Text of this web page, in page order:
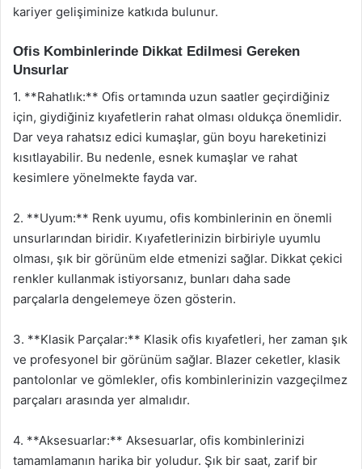
kariyer gelişiminize katkıda bulunur.
Ofis Kombinlerinde Dikkat Edilmesi Gereken
Unsurlar
1. **Rahatlık:** Ofis ortamında uzun saatler geçirdiğiniz
için, giydiğiniz kıyafetlerin rahat olması oldukça önemlidir.
Dar veya rahatsız edici kumaşlar, gün boyu hareketinizi
kısıtlayabilir. Bu nedenle, esnek kumaşlar ve rahat
kesimlere yönelmekte fayda var.
2. **Uyum:** Renk uyumu, ofis kombinlerinin en önemli
unsurlarından biridir. Kıyafetlerinizin birbiriyle uyumlu
olması, şık bir görünüm elde etmenizi sağlar. Dikkat çekici
renkler kullanmak istiyorsanız, bunları daha sade
parçalarla dengelemeye özen gösterin.
3. **Klasik Parçalar:** Klasik ofis kıyafetleri, her zaman şık
ve profesyonel bir görünüm sağlar. Blazer ceketler, klasik
pantolonlar ve gömlekler, ofis kombinlerinizin vazgeçilmez
parçaları arasında yer almalıdır.
4. **Aksesuarlar:** Aksesuarlar, ofis kombinlerinizi
tamamlamanın harika bir yoludur. Şık bir saat, zarif bir